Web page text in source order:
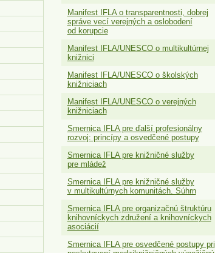
Manifest IFLA o transparentnosti, dobrej
správe vecí verejných a oslobodení
od korupcie
Manifest IFLA/UNESCO o multikultúrnej
knižnici
Manifest IFLA/UNESCO o školských
knižniciach
Manifest IFLA/UNESCO o verejných
knižniciach
Smernica IFLA pre ďalší profesionálny
rozvoj: princípy a osvedčené postupy
Smernica IFLA pre knižničné služby
pre mládež
Smernica IFLA pre knižničné služby
v multikultúrnych komunitách. Súhrn
Smernica IFLA pre organizačnú štruktúru
knihovníckych združení a knihovníckych
asociácií
Smernica IFLA pre osvedčené postupy pri